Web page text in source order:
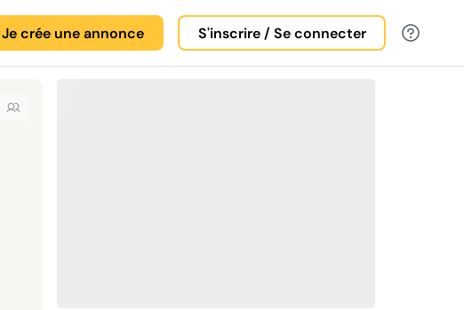
Je crée une annonce S'inscrire / Se connecter